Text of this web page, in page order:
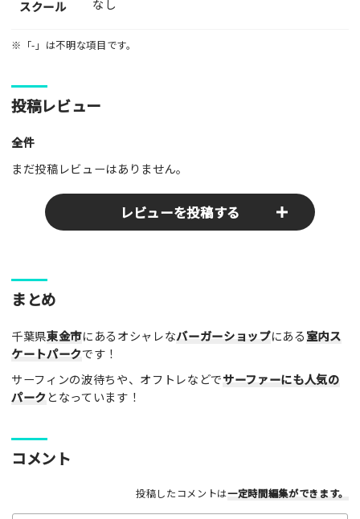
スクール なし
※「-」は不明な項目です。
投稿レビュー
全件
まだ投稿レビューはありません。
レビューを投稿する
ここのパークやスポットの感想をぜひお寄せください！みんな
の参考となります！
レビュータイトル（※必須）
レビュー本文（※必須）
まとめ
千葉県東金市にあるオシャレなバーガーショップにある室内ス
ケートパークです！
サーフィンの波待ちや、オフトレなどでサーファーにも人気の
パークとなっています！
コメント
投稿したコメントは一定時間編集ができます。